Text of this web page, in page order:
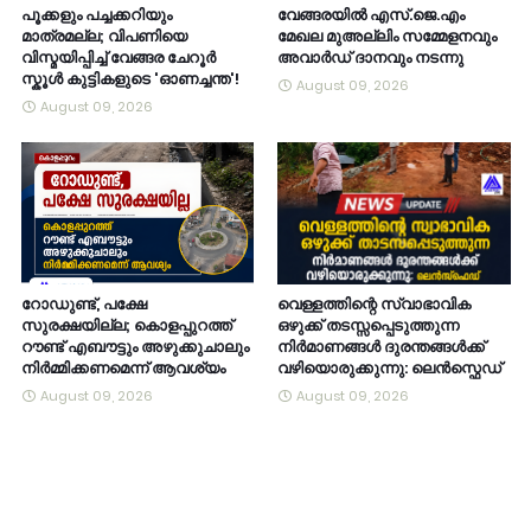
പൂക്കളും പച്ചക്കറിയും
മാത്രമല്ല; വിപണിയെ
വിസ്മയിപ്പിച്ച് വേങ്ങര ചേറൂർ
സ്കൂൾ കുട്ടികളുടെ 'ഓണച്ചന്ത'!
August 09, 2026
വേങ്ങരയിൽ എസ്.ജെ.എം
മേഖല മുഅല്ലിം സമ്മേളനവും
അവാർഡ് ദാനവും നടന്നു
August 09, 2026
റോഡുണ്ട്, പക്ഷേ
സുരക്ഷയില്ല; കൊളപ്പുറത്ത്
റൗണ്ട് എബൗട്ടും അഴുക്കുചാലും
നിർമ്മിക്കണമെന്ന് ആവശ്യം
August 09, 2026
വെള്ളത്തിന്റെ സ്വാഭാവിക
ഒഴുക്ക് തടസ്സപ്പെടുത്തുന്ന
നിർമാണങ്ങൾ ദുരന്തങ്ങൾക്ക്
വഴിയൊരുക്കുന്നു: ലെൻസ്ഫെഡ്
August 09, 2026